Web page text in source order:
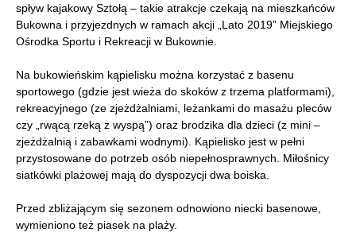
spływ kajakowy Sztołą – takie atrakcje czekają na mieszkańców
Bukowna i przyjezdnych w ramach akcji „Lato 2019” Miejskiego
Ośrodka Sportu i Rekreacji w Bukownie.
Na bukowieńskim kąpielisku można korzystać z basenu
sportowego (gdzie jest wieża do skoków z trzema platformami),
rekreacyjnego (ze zjeżdżalniami, leżankami do masażu pleców
czy „rwącą rzeką z wyspą”) oraz brodzika dla dzieci (z mini –
zjeżdżalnią i zabawkami wodnymi). Kąpielisko jest w pełni
przystosowane do potrzeb osób niepełnosprawnych. Miłośnicy
siatkówki plażowej mają do dyspozycji dwa boiska.
Przed zbliżającym się sezonem odnowiono niecki basenowe,
wymieniono też piasek na plaży.